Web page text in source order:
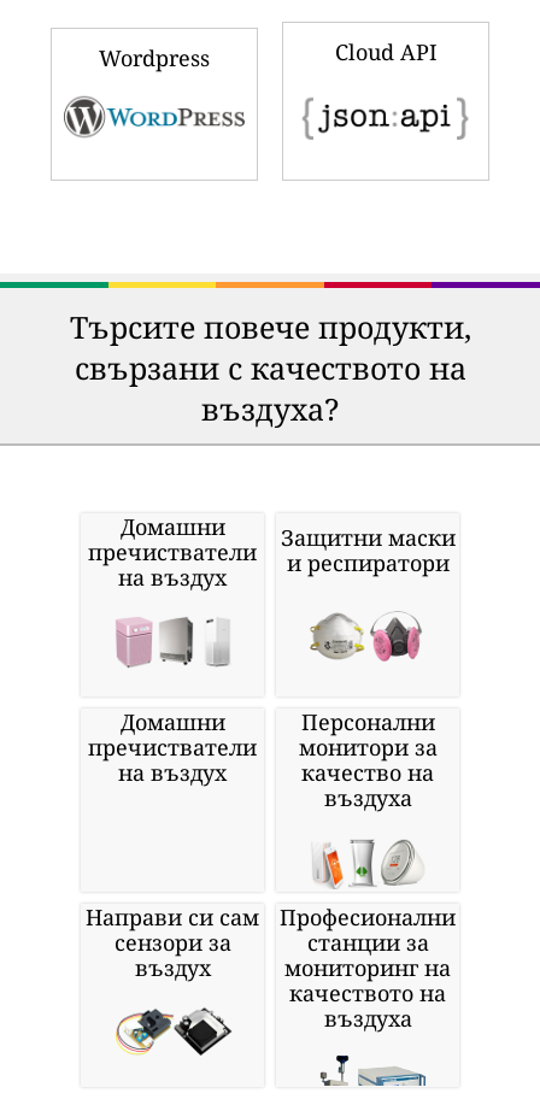
Wordpress Cloud API
Търсите повече продукти,
свързани с качеството на
въздуха?
Домашни
пречистватели
на въздух
Защитни маски
и респиратори
Домашни
пречистватели
на въздух
Персонални
монитори за
качество на
въздуха
Направи си сам
сензори за
въздух
Професионални
станции за
мониторинг на
качеството на
въздуха